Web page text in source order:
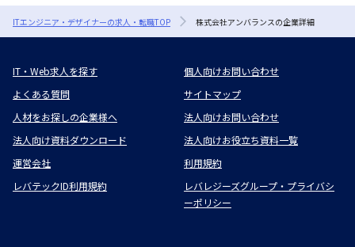
ITエンジニア・デザイナーの求人・転職TOP 株式会社アンバランスの企業詳細
IT・Web求人を探す
個人向けお問い合わせ
よくある質問
サイトマップ
人材をお探しの企業様へ
法人向けお問い合わせ
法人向け資料ダウンロード
法人向けお役立ち資料一覧
運営会社
利用規約
レバテックID利用規約
レバレジーズグループ・プライバシ
ーポリシー